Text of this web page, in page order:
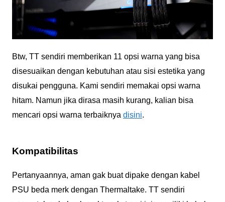
Btw, TT sendiri memberikan 11 opsi warna yang bisa
disesuaikan dengan kebutuhan atau sisi estetika yang
disukai pengguna. Kami sendiri memakai opsi warna
hitam. Namun jika dirasa masih kurang, kalian bisa
mencari opsi warna terbaiknya disini.
Kompatibilitas
Pertanyaannya, aman gak buat dipake dengan kabel
PSU beda merk dengan Thermaltake. TT sendiri